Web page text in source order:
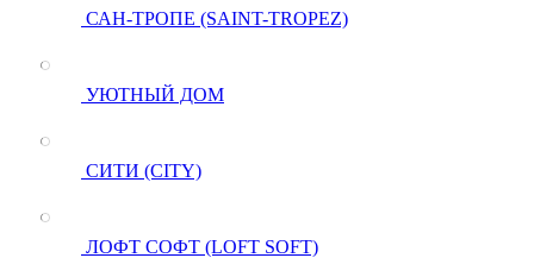
САН-ТРОПЕ (SAINT-TROPEZ)
УЮТНЫЙ ДОМ
СИТИ (CITY)
ЛОФТ СОФТ (LOFT SOFT)